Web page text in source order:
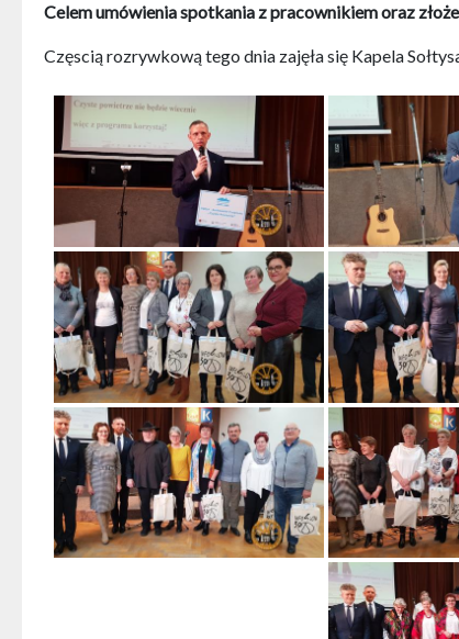
Celem umówienia spotkania z pracownikiem oraz
Częscią rozrywkową tego dnia zajęła się Kapela